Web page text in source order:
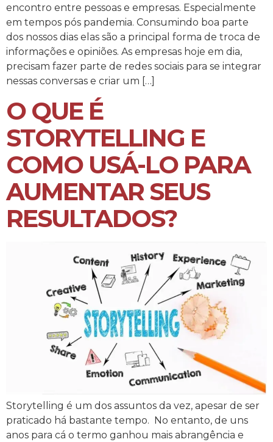
encontro entre pessoas e empresas. Especialmente
em tempos pós pandemia. Consumindo boa parte
dos nossos dias elas são a principal forma de troca de
informações e opiniões. As empresas hoje em dia,
precisam fazer parte de redes sociais para se integrar
nessas conversas e criar um […]
O QUE É
STORYTELLING E
COMO USÁ-LO PARA
AUMENTAR SEUS
RESULTADOS?
Storytelling é um dos assuntos da vez, apesar de ser
praticado há bastante tempo. No entanto, de uns
anos para cá o termo ganhou mais abrangência e